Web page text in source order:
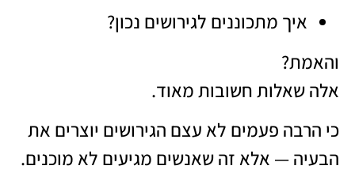
איך מתכוננים לגירושים נכון?
והאמת?
אלה שאלות חשובות מאוד.
כי הרבה פעמים לא עצם הגירושים יוצרים את
הבעיה — אלא זה שאנשים מגיעים לא מוכנים.